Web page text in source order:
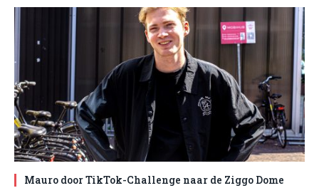
Mauro door TikTok-Challenge naar de Ziggo Dome